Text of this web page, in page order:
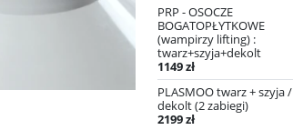
PRP - OSOCZE
BOGATOPŁYTKOWE
(wampirzy lifting) :
twarz+szyja+dekolt
1149 zł
PLASMOO twarz + szyja /
dekolt (2 zabiegi)
2199 zł